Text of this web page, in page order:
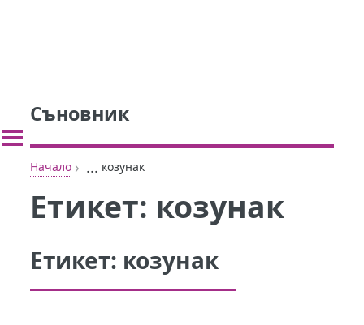
Съновник
Начало › ... козунак
Етикет: козунак
Етикет: козунак